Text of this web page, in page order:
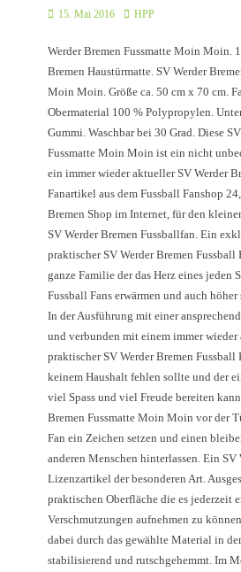
Posted
15. Mai 2016 Autor
HPP
Werder Bremen Fussmatte Moin Moin.
Bremen Haustürmatte. SV Werder
Moin Moin. Größe ca. 50 cm x 70 cm.
Obermaterial 100 % Polypropylen.
Gummi. Waschbar bei 30 Grad. Diese
Fussmatte Moin Moin ist ein nicht
ein immer wieder aktueller SV Werder
Fanartikel aus dem Fussball Fanshop
Bremen Shop im Internet, für den
SV Werder Bremen Fussballfan. Ein
praktischer SV Werder Bremen
ganze Familie der das Herz eines jeden
Fussball Fans erwärmen und auch höher
In der Ausführung mit einer
und verbunden mit einem immer
praktischer SV Werder Bremen Fussball
keinem Haushalt fehlen sollte und der
viel Spass und viel Freude bereiten
Bremen Fussmatte Moin Moin vor der
Fan ein Zeichen setzen und einen
anderen Menschen hinterlassen. Ein SV
Lizenzartikel der besonderen Art.
praktischen Oberfläche die es jederzeit
Verschmutzungen aufnehmen zu
dabei durch das gewählte Material in
stabilisierend und rutschgehemmt. Im